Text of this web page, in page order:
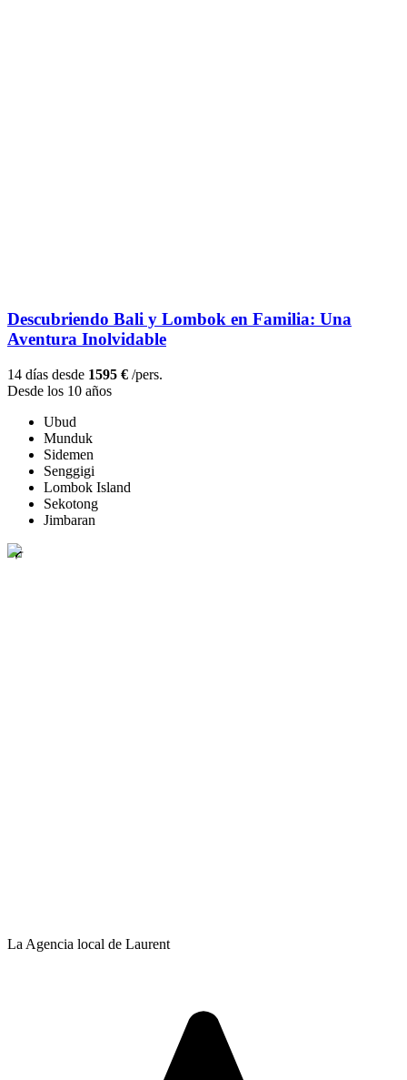
Descubriendo Bali y Lombok en Familia: Una
Aventura Inolvidable
14 días desde 1595 € /pers.
Desde los 10 años
Ubud
Munduk
Sidemen
Senggigi
Lombok Island
Sekotong
Jimbaran
La Agencia local de Laurent